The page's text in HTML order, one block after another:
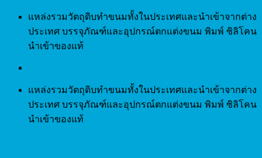
Skip
content
แหล่งรวมวัตถุดิบทำขนมทั้งในประเทศและนำเข้าจากต่าง
ประเทศ บรรจุภัณฑ์และอุปกรณ์ตกแต่งขนม พิมพ์ ซิลิโคน
นำเข้าของแท้
แหล่งรวมวัตถุดิบทำขนมทั้งในประเทศและนำเข้าจากต่าง
ประเทศ บรรจุภัณฑ์และอุปกรณ์ตกแต่งขนม พิมพ์ ซิลิโคน
นำเข้าของแท้